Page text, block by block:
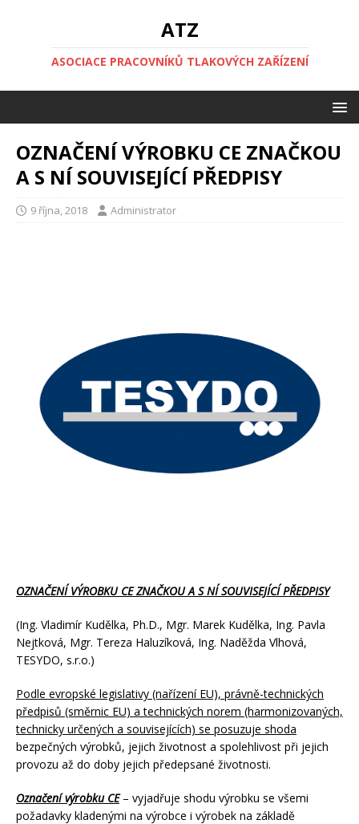
ATZ
ASOCIACE PRACOVNÍKŮ TLAKOVÝCH ZAŘÍZENÍ
OZNAČENÍ VÝROBKU CE ZNAČKOU
A S NÍ SOUVISEJÍCÍ PŘEDPISY
9 října, 2018 Administrator
OZNAČENÍ VÝROBKU CE ZNAČKOU A S NÍ SOUVISEJÍCÍ PŘEDPISY
(Ing. Vladimír Kudělka, Ph.D., Mgr. Marek Kudělka, Ing. Pavla
Nejtková, Mgr. Tereza Haluzíková, Ing. Naděžda Vlhová,
TESYDO, s.r.o.)
Podle evropské legislativy (nařízení EU), právně-technických
předpisů (směrnic EU) a technických norem (harmonizovaných,
technicky určených a souvisejících) se posuzuje shoda
bezpečných výrobků, jejich životnost a spolehlivost při jejich
provozu až do doby jejich předepsané životnosti.
Označení výrobku CE– vyjadřuje shodu výrobku se všemi
požadavky kladenými na výrobce i výrobek na základě